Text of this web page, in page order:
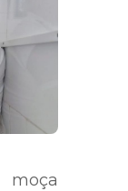
moça